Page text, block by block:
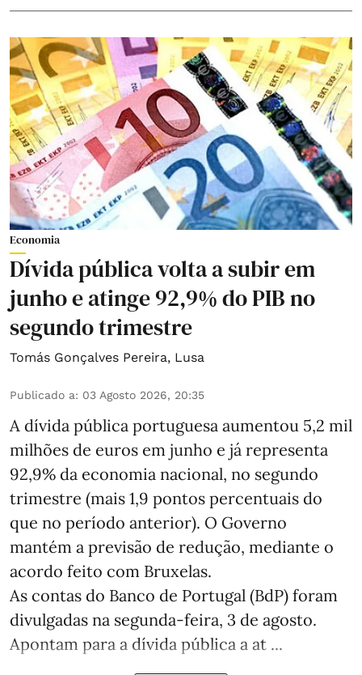
Economia
Dívida pública volta a subir em
junho e atinge 92,9% do PIB no
segundo trimestre
Tomás Gonçalves Pereira, Lusa
Publicado a: 03 Agosto 2026, 20:35
A dívida pública portuguesa aumentou 5,2 mil
milhões de euros em junho e já representa
92,9% da economia nacional, no segundo
trimestre (mais 1,9 pontos percentuais do
que no período anterior). O Governo
mantém a previsão de redução, mediante o
acordo feito com Bruxelas.
As contas do Banco de Portugal (BdP) foram
divulgadas na segunda-feira, 3 de agosto.
Apontam para a dívida pública a at ...